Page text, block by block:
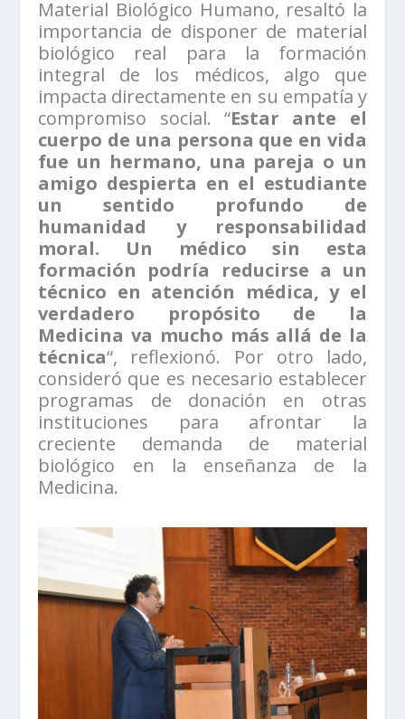
Material Biológico Humano, resaltó la
importancia de disponer de material
biológico real para la formación
integral de los médicos, algo que
impacta directamente en su empatía y
compromiso social. “Estar ante el
cuerpo de una persona que en vida
fue un hermano, una pareja o un
amigo despierta en el estudiante
un sentido profundo de
humanidad y responsabilidad
moral. Un médico sin esta
formación podría reducirse a un
técnico en atención médica, y el
verdadero propósito de la
Medicina va mucho más allá de la
técnica“, reflexionó. Por otro lado,
consideró que es necesario establecer
programas de donación en otras
instituciones para afrontar la
creciente demanda de material
biológico en la enseñanza de la
Medicina.